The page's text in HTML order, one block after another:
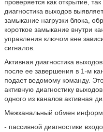
проверяется как открытие,
диагностика выходов
замыкание нагрузки блока,
короткое замыкание внутри
управления ключом вне
сигналов.
Активная диагностика
после ее завершения в 1-м
подает ведомому команду.
активную диагностику
одного из каналов активная
Межканальный обмен
- пассивной диагностики